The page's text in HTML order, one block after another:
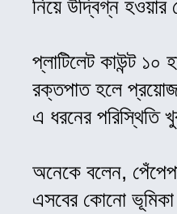
নিয়ে উদ্বিগ্ন
প্লাটিলেট কাউন্ট ১০
রক্তপাত হলে
এ ধরনের পরিস্থিতি
অনেকে বলেন,
এসবের কোনো ভূমিকা